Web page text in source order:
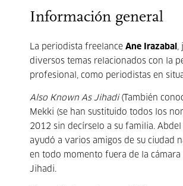
Información general
La periodista freelance Ane Irazabal ,
diversos temas relacionados con la
profesional, como periodistas en
Also Known As Jihadi(También
Mekki (se han sustituido todos los
2012 sin decírselo a su familia.
ayudó a varios amigos de su ciudad
en todo momento fuera de la
Jihadi.